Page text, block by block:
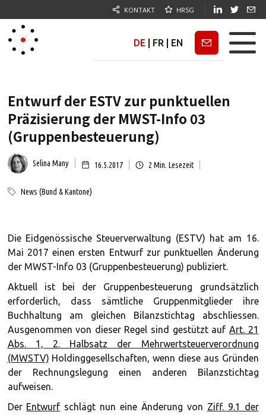
KONTAKT HRSG
DE FR EN Newsletter
Entwurf der ESTV zur punktuellen
Präzisierung der MWST-Info 03
(Gruppenbesteuerung)
Selina Many 16.5.2017 2 Min. Lesezeit
News (Bund & Kantone)
Die Eidgenössische Steuerverwaltung (ESTV) hat am 16.
Mai 2017 einen ersten Entwurf zur punktuellen Änderung
der MWST-Info 03 (Gruppenbesteuerung) publiziert.
Aktuell ist bei der Gruppenbesteuerung grundsätzlich
erforderlich, dass sämtliche Gruppenmitglieder ihre
Buchhaltung am gleichen Bilanzstichtag abschliessen.
Ausgenommen von dieser Regel sind gestützt auf Art. 21
Abs. 1, 2. Halbsatz der Mehrwertsteuerverordnung
(MWSTV) Holdinggesellschaften, wenn diese aus Gründen
der Rechnungslegung einen anderen Bilanzstichtag
aufweisen.
Der Entwurf schlägt nun eine Änderung von Ziff. 9.1 der